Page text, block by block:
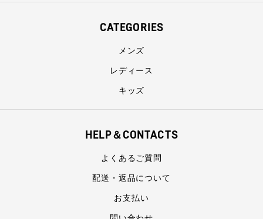
CATEGORIES
メンズ
レディース
キッズ
HELP＆CONTACTS
よくあるご質問
配送・返品について
お支払い